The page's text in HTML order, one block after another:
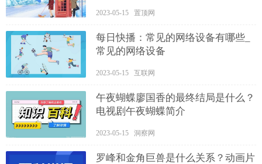
2023-05-15 置顶网
每日快播：常见的网络设备有哪些_
常见的网络设备
2023-05-15 互联网
​午夜蝴蝶廖国香的最终结局是什么？
电视剧午夜蝴蝶简介
2023-05-15 洞察网
罗峰和金角巨兽是什么关系？动画片